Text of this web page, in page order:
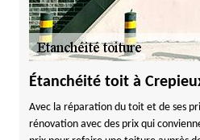
Étanchéité toit à
Avec la réparation du toit et de ses
rénovation avec des prix qui